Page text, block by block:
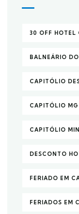
30 OFF HOTEL
BALNEÁRIO
CAPITÓLIO
CAPITÓLIO MG
CAPITÓLIO
DESCONTO
FERIADO EM
FERIADOS EM